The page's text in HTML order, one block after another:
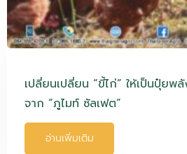
เปลี่ยนเปลี่ยน “ขี้ไก่” ให้เป็นปุ๋ย
จาก “ภูไมท์ ซัลเฟต”
อ่านเพิ่มเติม